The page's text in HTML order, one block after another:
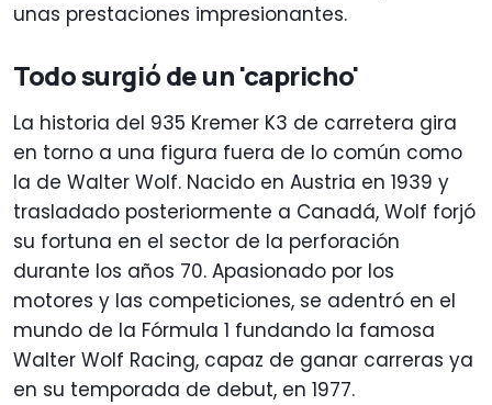
unas prestaciones impresionantes.
Todo surgió de un 'capricho'
La historia del 935 Kremer K3 de carretera gira
en torno a una figura fuera de lo común como
la de Walter Wolf. Nacido en Austria en 1939 y
trasladado posteriormente a Canadá, Wolf forjó
su fortuna en el sector de la perforación
durante los años 70. Apasionado por los
motores y las competiciones, se adentró en el
mundo de la Fórmula 1 fundando la famosa
Walter Wolf Racing, capaz de ganar carreras ya
en su temporada de debut, en 1977.